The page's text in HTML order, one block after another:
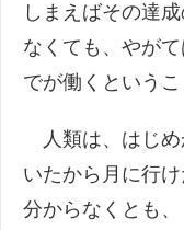
しまえばその達
なくても、やが
でが働くというこ
人類は、はじめ
いたから月に行
分からなくとも